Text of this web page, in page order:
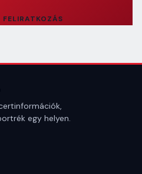
FELIRATKOZÁS
egy helyen.